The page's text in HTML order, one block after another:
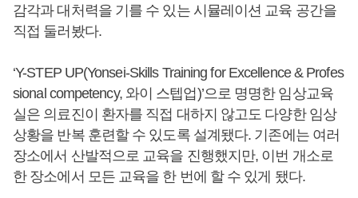
감각과 대처력을 기를 수 있는 시뮬레이션 교육 공간을
직접 둘러봤다.
‘Y-STEP UP(Yonsei-Skills Training for Excellence & Profes
sional competency, 와이 스텝업)’으로 명명한 임상교육
실은 의료진이 환자를 직접 대하지 않고도 다양한 임상
상황을 반복 훈련할 수 있도록 설계됐다. 기존에는 여러
장소에서 산발적으로 교육을 진행했지만, 이번 개소로
한 장소에서 모든 교육을 한 번에 할 수 있게 됐다.